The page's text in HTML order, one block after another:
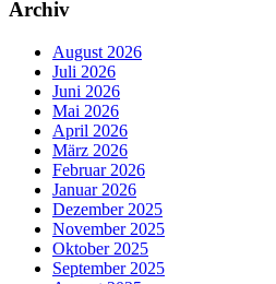
Archiv
August 2026
Juli 2026
Juni 2026
Mai 2026
April 2026
März 2026
Februar 2026
Januar 2026
Dezember 2025
November 2025
Oktober 2025
September 2025